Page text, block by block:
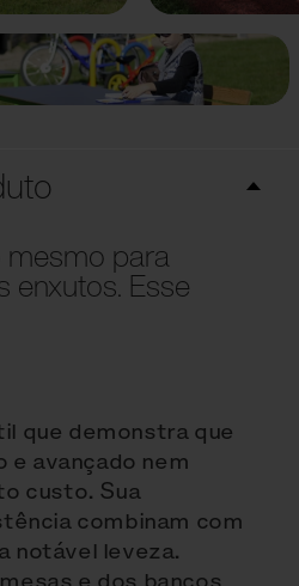
para
enxutos. Esse
que demonstra que
e avançado nem
custo. Sua
combinam com
notável leveza.